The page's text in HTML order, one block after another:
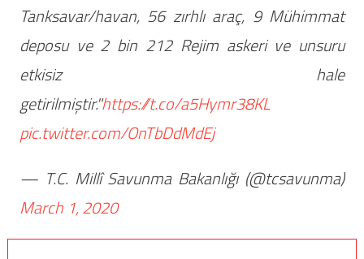
Tanksavar/havan, 56 zırhlı araç, 9 Mühimmat
deposu ve 2 bin 212 Rejim askeri ve unsuru
etkisiz hale
getirilmiştir."https://t.co/a5Hymr38KL
pic.twitter.com/OnTbDdMdEj
— T.C. Millî Savunma Bakanlığı (@tcsavunma)
March 1, 2020